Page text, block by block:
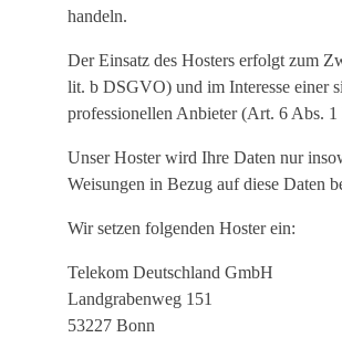
handeln.
Der Einsatz des Hosters erfolgt zum
lit. b DSGVO) und im Interesse einer
professionellen Anbieter (Art. 6 Abs.
Unser Hoster wird Ihre Daten nur
Weisungen in Bezug auf diese Daten
Wir setzen folgenden Hoster ein:
Telekom Deutschland GmbH
Landgrabenweg 151
53227 Bonn